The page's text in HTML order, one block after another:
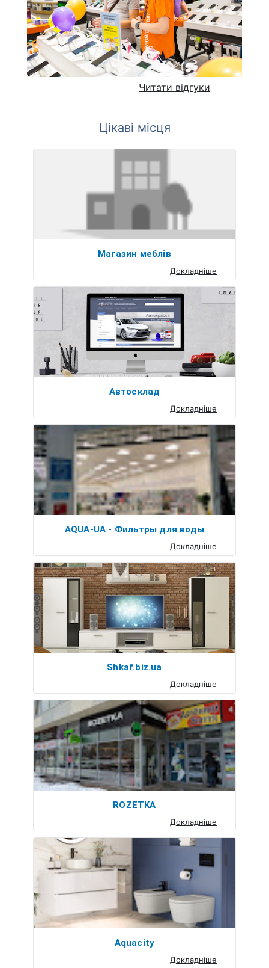
Читати відгуки
Цікаві місця
Магазин меблів
Докладніше
Автосклад
Докладніше
AQUA-UA - Фильтры для воды
Докладніше
Shkaf.biz.ua
Докладніше
ROZETKA
Докладніше
Aquacity
Докладніше